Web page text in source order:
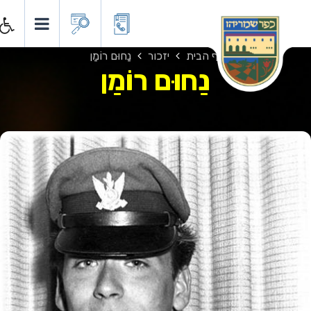
דף הבית יזכור נַחוּם רוֹמַן
נַחוּם רוֹמַן